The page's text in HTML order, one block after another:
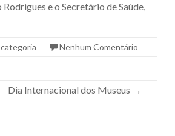
e o Secretário de Saúde,
Nenhum Comentário
Dia Internacional dos Museus →